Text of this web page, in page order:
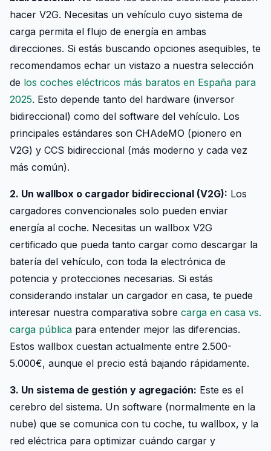
hacer V2G. Necesitas un vehículo cuyo sistema de
carga permita el flujo de energía en ambas
direcciones. Si estás buscando opciones asequibles, te
recomendamos echar un vistazo a nuestra selección
de los coches eléctricos más baratos en España para
2025. Esto depende tanto del hardware (inversor
bidireccional) como del software del vehículo. Los
principales estándares son CHAdeMO (pionero en
V2G) y CCS bidireccional (más moderno y cada vez
más común).
2. Un wallbox o cargador bidireccional (V2G): Los
cargadores convencionales solo pueden enviar
energía al coche. Necesitas un wallbox V2G
certificado que pueda tanto cargar como descargar la
batería del vehículo, con toda la electrónica de
potencia y protecciones necesarias. Si estás
considerando instalar un cargador en casa, te puede
interesar nuestra comparativa sobre carga en casa vs.
carga pública para entender mejor las diferencias.
Estos wallbox cuestan actualmente entre 2.500-
5.000€, aunque el precio está bajando rápidamente.
3. Un sistema de gestión y agregación: Este es el
cerebro del sistema. Un software (normalmente en la
nube) que se comunica con tu coche, tu wallbox, y la
red eléctrica para optimizar cuándo cargar y